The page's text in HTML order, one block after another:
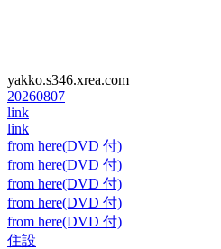
yakko.s346.xrea.com
20260807
link
link
from here(DVD 付)
from here(DVD 付)
from here(DVD 付)
from here(DVD 付)
from here(DVD 付)
住設